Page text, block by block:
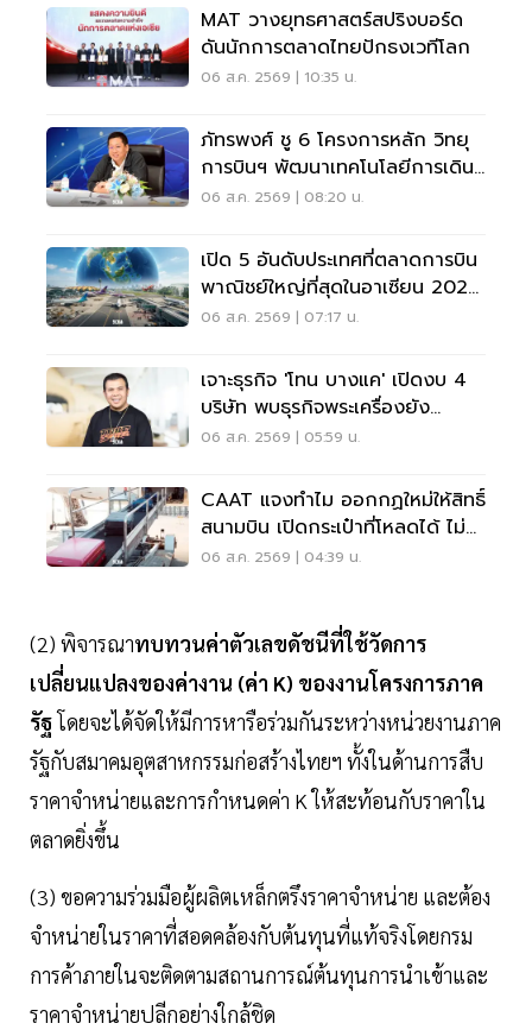
MAT วางยุทธศาสตร์สปริงบอร์ด
ดันนักการตลาดไทยปักธงเวทีโลก
06 ส.ค. 2569 | 10:35 น.
ภัทรพงศ์ ชู 6 โครงการหลัก วิทยุ
การบินฯ พัฒนาเทคโนโลยีการเดิน
อากาศ การบินยุคใหม่
06 ส.ค. 2569 | 08:20 น.
เปิด 5 อันดับประเทศที่ตลาดการบิน
พาณิชย์ใหญ่ที่สุดในอาเซียน 2026
เวียดนามแซงไทยแล้ว
06 ส.ค. 2569 | 07:17 น.
เจาะธุรกิจ 'โทน บางแค' เปิดงบ 4
บริษัท พบธุรกิจพระเครื่องยัง
ขาดทุน
06 ส.ค. 2569 | 05:59 น.
CAAT แจงทำไม ออกกฏใหม่ให้สิทธิ์
สนามบิน เปิดกระเป๋าที่โหลดได้ ไม่
ต้องเรียกเจ้าของ
06 ส.ค. 2569 | 04:39 น.
(2) พิจารณาทบทวนค่าตัวเลขดัชนีที่ใช้วัดการ
เปลี่ยนแปลงของค่างาน (ค่า K) ของงานโครงการภาค
รัฐโดยจะได้จัดให้มีการหารือร่วมกันระหว่างหน่วยงานภาค
รัฐกับสมาคมอุตสาหกรรมก่อสร้างไทยฯ ทั้งในด้านการสืบ
ราคาจำหน่ายและการกำหนดค่า K ให้สะท้อนกับราคาใน
ตลาดยิ่งขึ้น
​(3) ขอความร่วมมือผู้ผลิตเหล็กตรึงราคาจำหน่าย และต้อง
จำหน่ายในราคาที่สอดคล้องกับต้นทุนที่แท้จริงโดยกรม
การค้าภายในจะติดตามสถานการณ์ต้นทุนการนำเข้าและ
ราคาจำหน่ายปลีกอย่างใกล้ชิด